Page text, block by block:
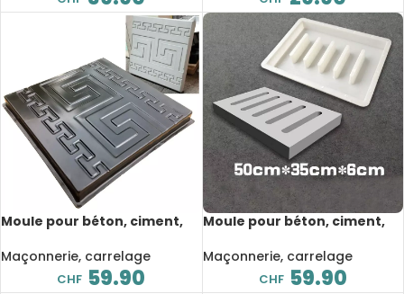
Moule pour béton, ciment,
jardin, 32x32x2.5 cm
Maçonnerie, carrelage
CHF 59.90
Moule pour béton, ciment,
drainage, grille d’eau,
50x35x6 cm
Maçonnerie, carrelage
CHF 59.90